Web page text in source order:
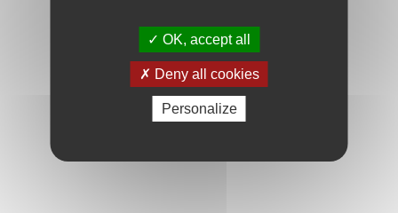
OK, accept all
Deny all cookies
Personalize